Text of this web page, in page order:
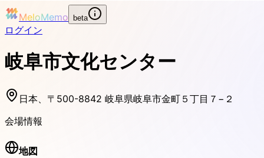
MeloMemo beta
ログイン
岐阜市文化センター
日本、〒500-8842 岐阜県岐阜市金町５丁目７−２
会場情報
地図